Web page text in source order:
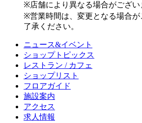
※店舗により異なる場合がござい
※営業時間は、変更となる場合
了承ください。
ニュース&イベント
ショップトピックス
レストラン / カフェ
ショップリスト
フロアガイド
施設案内
アクセス
求人情報